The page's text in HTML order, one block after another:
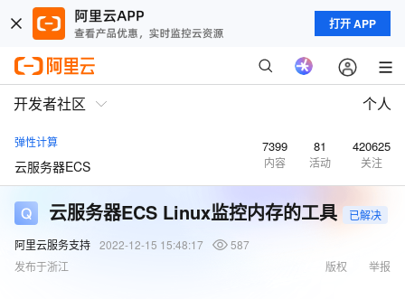
打开 APP
开发者社区 个人
弹性计算
云服务器ECS
7399
内容
81
活动
420625
关注
云服务器ECS Linux监控内存的工具
已解决
阿里云服务支持 2022-12-15 15:48:17
587
发布于浙江
举报
版权